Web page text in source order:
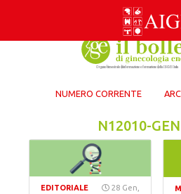
NUMERO CORRENTE
N12010-
EDITORIALE
28 Gen,